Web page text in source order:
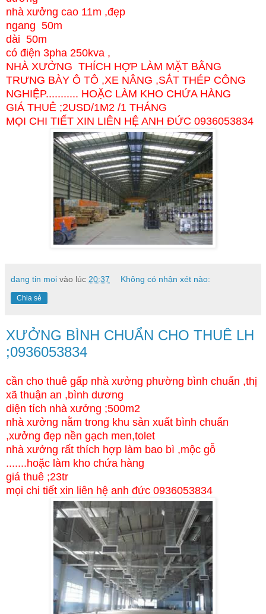
nhà xưởng cao 11m ,đẹp
ngang 50m
dài 50m
có điện 3pha 250kva ,
NHÀ XƯỞNG THÍCH HỢP LÀM MẶT BẰNG
TRƯNG BÀY Ô TÔ ,XE NÂNG ,SẮT THÉP CÔNG
NGHIỆP........... HOẶC LÀM KHO CHỨA HÀNG
GIÁ THUÊ ;2USD/1M2 /1 THÁNG
MỌI CHI TIẾT XIN LIÊN HỆ ANH ĐỨC 0936053834
dang tin moi vào lúc 20:37 Không có nhận xét nào:
Chia sẻ
XƯỞNG BÌNH CHUẨN CHO THUÊ LH
;0936053834
cần cho thuê gấp nhà xưởng phường bình chuẩn ,thị
xã thuận an ,bình dương
diện tích nhà xưởng ;500m2
nhà xưởng nằm trong khu sản xuất bình chuẩn
,xưởng đẹp nền gạch men,tolet
nhà xưởng rất thích hợp làm bao bì ,mộc gỗ
.......hoặc làm kho chứa hàng
giá thuê ;23tr
mọi chi tiết xin liên hệ anh đức 0936053834